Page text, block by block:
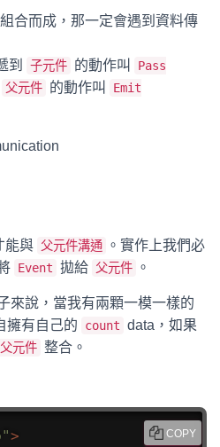
合而成，那一定會遇到資料傳
到 子元件 的動作叫
Pass
父元件 的動作叫
Emit
能與 父元件溝通 。實作上我們必
Event 拋給 父元件 。
來說，當我有兩顆一模一樣的
擁有自己的
count data，如果
父元件 整合。
">
COPY